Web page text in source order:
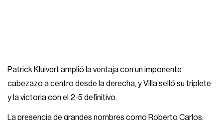
Patrick Kluivert amplió la ventaja con un imponente
cabezazo a centro desde la derecha, y Villa selló su triplete
y la victoria con el 2-5 definitivo.
La presencia de grandes nombres como Roberto Carlos,